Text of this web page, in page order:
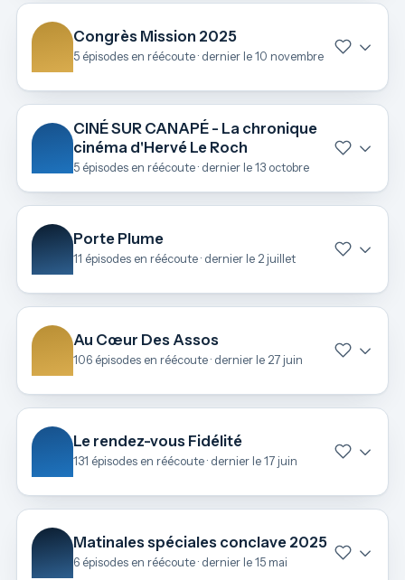
Congrès Mission 2025
5 épisodes en réécoute · dernier le 10 novembre
CINÉ SUR CANAPÉ - La chronique
cinéma d'Hervé Le Roch
5 épisodes en réécoute · dernier le 13 octobre
Porte Plume
11 épisodes en réécoute · dernier le 2 juillet
Au Cœur Des Assos
106 épisodes en réécoute · dernier le 27 juin
Le rendez-vous Fidélité
131 épisodes en réécoute · dernier le 17 juin
Matinales spéciales conclave 2025
6 épisodes en réécoute · dernier le 15 mai